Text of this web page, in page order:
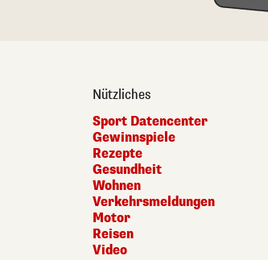
Nützliches
Sport Datencenter
Gewinnspiele
Rezepte
Gesundheit
Wohnen
Verkehrsmeldungen
Motor
Reisen
Video